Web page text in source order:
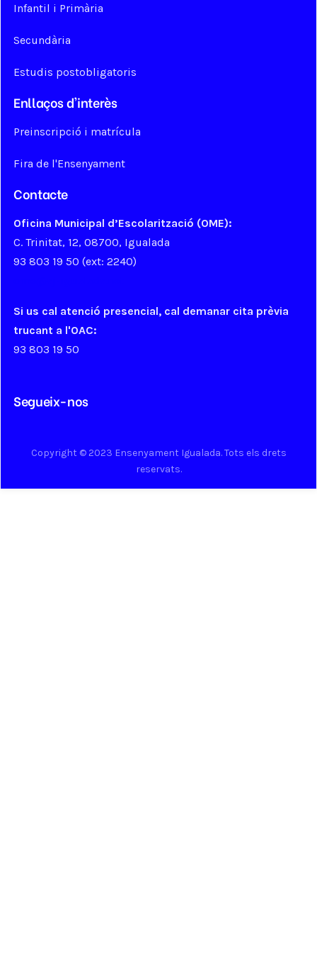
Infantil i Primària
Secundària
Estudis postobligatoris
Enllaços d'interès
Preinscripció i matrícula
Fira de l'Ensenyament
Contacte
Oficina Municipal d’Escolarització (OME):
C. Trinitat, 12, 08700, Igualada
93 803 19 50 (ext: 2240)
Si us cal atenció presencial, cal demanar cita prèvia
trucant a l'OAC:
93 803 19 50
Segueix-nos
Copyright © 2023 Ensenyament Igualada. Tots els drets
reservats.